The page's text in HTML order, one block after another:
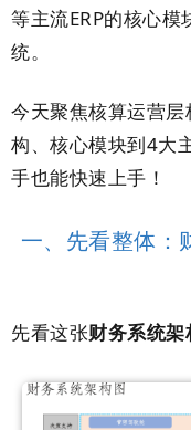
等主流ERP的核心
统。
今天聚焦核算运营
构、核心模块到4大
手也能快速上手！
一、先看整体：
先看这张财务系统架